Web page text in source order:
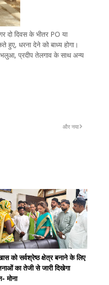
दो दिवस के भीतर PO या
हुए, धरना देने को बाध्य होगा।
भलुआ, प्रदीप तेलगाव के साथ अन्य
और नया
को सर्वश्रेष्ठ क्षेत्र बनाने के लिए
का तेजी से जारी दिखेगा
मोना